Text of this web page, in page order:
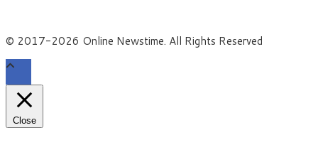
© 2017-2026 Online Newstime. All Rights Reserved
Close